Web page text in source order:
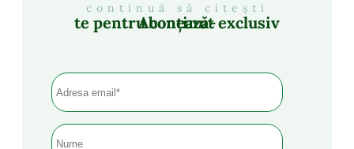
continuă să citești
Abonează-te pentru conținut exclusiv